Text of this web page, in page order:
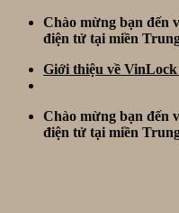
Skip
Chào mừng bạn đến
điện tử tại miền
Giới thiệu về
Chào mừng bạn đến
điện tử tại miền